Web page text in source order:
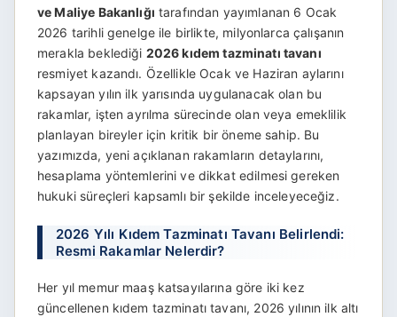
ve Maliye Bakanlığı tarafından yayımlanan 6 Ocak
2026 tarihli genelge ile birlikte, milyonlarca çalışanın
merakla beklediği 2026 kıdem tazminatı tavanı
resmiyet kazandı. Özellikle Ocak ve Haziran aylarını
kapsayan yılın ilk yarısında uygulanacak olan bu
rakamlar, işten ayrılma sürecinde olan veya emeklilik
planlayan bireyler için kritik bir öneme sahip. Bu
yazımızda, yeni açıklanan rakamların detaylarını,
hesaplama yöntemlerini ve dikkat edilmesi gereken
hukuki süreçleri kapsamlı bir şekilde inceleyeceğiz.
2026 Yılı Kıdem Tazminatı Tavanı Belirlendi:
Resmi Rakamlar Nelerdir?
Her yıl memur maaş katsayılarına göre iki kez
güncellenen kıdem tazminatı tavanı, 2026 yılının ilk altı